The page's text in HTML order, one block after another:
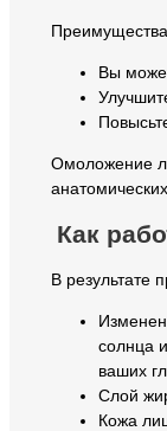
Вы
Омоложение
Как
В результате
солнца
ваших
Слой
Кожа